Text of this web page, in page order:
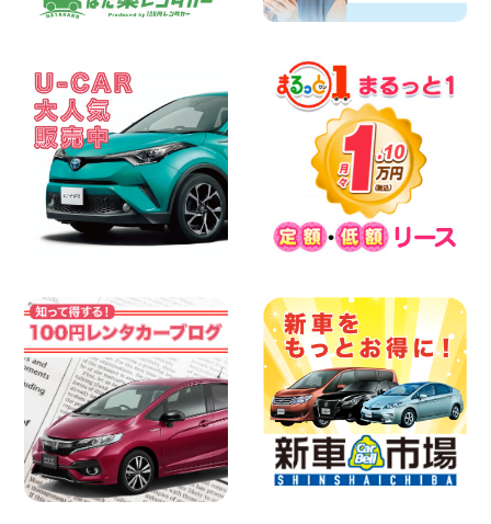
楽しい佐渡旅行を守るために!安全運転の
日産セレナが新入荷!!中川かの里店!! 愛知
県 中川かの里店
100円レンタカー 中川かの里
2026年08月07日
☆ 夏休みクーポン登場!最大9,500円おト
ク! ☆ 鳥取県 鳥取青谷店
100円レンタカー 鳥取青谷
2026年08月07日
100円レンタカー 寝屋川太間東町
2026年08月07日
夏季休暇のお知らせ 東京都 墨田両国店
100円レンタカー 墨田両国
2026年08月07日
夏季休暇のお知らせ 東京都 墨田文花店
100円レンタカー 墨田文花
2026年08月07日
お盆も休まず営業します! 神奈川県 横浜